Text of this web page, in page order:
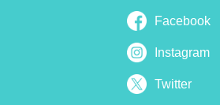
Facebook
Instagram
Twitter